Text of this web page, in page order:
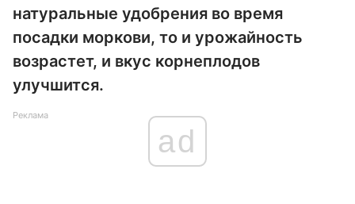
натуральные удобрения во время
посадки моркови, то и урожайность
возрастет, и вкус корнеплодов
улучшится.
Реклама
ad